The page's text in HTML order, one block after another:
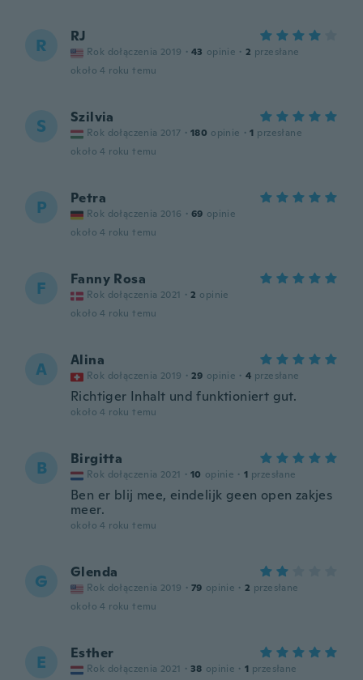
R RJ
Rok dołączenia 2019 · 43 opinie · 2 przesłane
około 4 roku temu
S Szilvia
Rok dołączenia 2017 · 180 opinie · 1 przesłane
około 4 roku temu
P Petra
Rok dołączenia 2016 · 69 opinie
około 4 roku temu
F Fanny Rosa
Rok dołączenia 2021 · 2 opinie
około 4 roku temu
A Alina
Rok dołączenia 2019 · 29 opinie · 4 przesłane
Richtiger Inhalt und funktioniert gut.
około 4 roku temu
B Birgitta
Rok dołączenia 2021 · 10 opinie · 1 przesłane
Ben er blij mee, eindelijk geen open zakjes
meer.
około 4 roku temu
G Glenda
Rok dołączenia 2019 · 79 opinie · 2 przesłane
około 4 roku temu
E Esther
Rok dołączenia 2021 · 38 opinie · 1 przesłane